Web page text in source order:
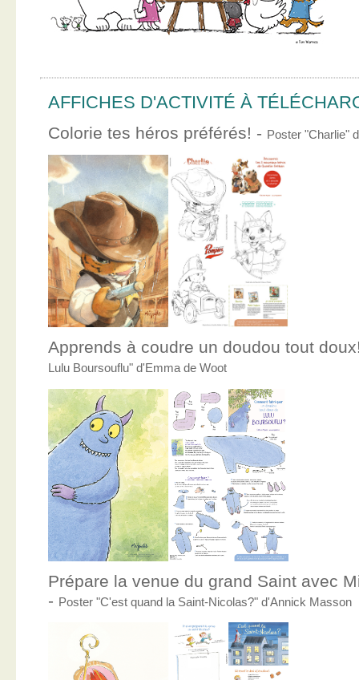
AFFICHES D'ACTIVITÉ À
Colorie tes héros préférés! - Poster "Charlie"
Apprends à coudre un doudou tout
Lulu Boursouflu" d'Emma de Woot
Prépare la venue du grand Saint avec
- Poster "C'est quand la Saint-Nicolas?" d'Annick Masson